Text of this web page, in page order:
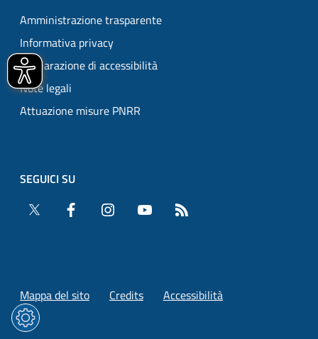
Amministrazione trasparente
Informativa privacy
Dichiarazione di accessibilità
Note legali
Attuazione misure PNRR
SEGUICI SU
Twitter
Facebook Instagram YouTube
Mappa del sito Credits Accessibilità